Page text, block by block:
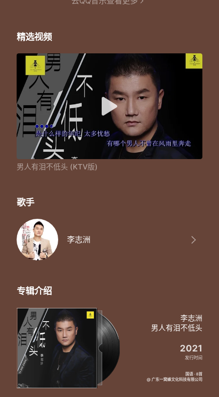
才能缓解忍痛已久的伤口
谁知道男人也会有泪流
精选视频
男人有泪不低头 (KTV版)
歌手
李志洲
专辑介绍
李志洲
男人有泪不低头
2021
发行时间
国语 · 8首
@ 广东一窝蜂文化科技有限公司